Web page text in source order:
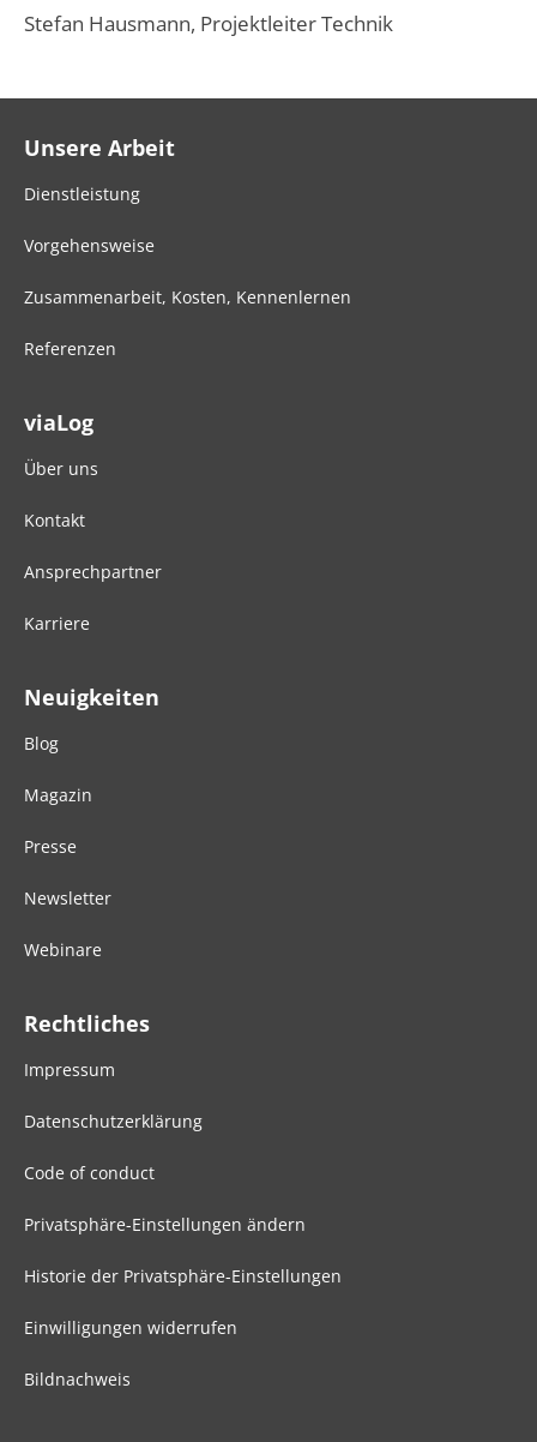
Stefan Hausmann, Projektleiter Technik
Unsere Arbeit
Dienstleistung
Vorgehensweise
Zusammenarbeit, Kosten, Kennenlernen
Referenzen
viaLog
Über uns
Kontakt
Ansprechpartner
Karriere
Neuigkeiten
Blog
Magazin
Presse
Newsletter
Webinare
Rechtliches
Impressum
Datenschutzerklärung
Code of conduct
Privatsphäre-Einstellungen ändern
Historie der Privatsphäre-Einstellungen
Einwilligungen widerrufen
Bildnachweis